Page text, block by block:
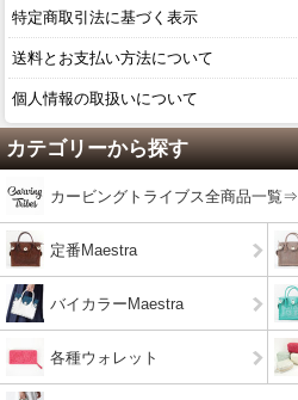
特定商取引法に基づく表示
送料とお支払い方法について
個人情報の取扱いについて
カテゴリーから探す
カービングトライブス全商品一覧⇒
定番Maestra
バイカラーMaestra
各種ウォレット